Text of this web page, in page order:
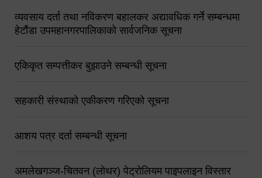
व्यवसाय दर्ता तथा नविकरण बहालकर अद्यावधिक गर्ने सम्बन्धमा
हेटौंडा उपमहानगरपालिकाको सार्वजनिक सूचना
एकिकृत सम्पत्तीकर बुझाउने सम्बन्धी सूचना
सहकारी संस्थाको एकीकरण गरिएको सूचना
आशय पत्र दर्ता सम्बन्धी सूचना
अमलेखगञ्ज-चितवन (लोथर) पेट्रोलियम पाइपलाइन विस्तार